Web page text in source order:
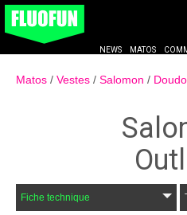
NEWS MATOS
Matos Vestes Salomon
Fiche technique